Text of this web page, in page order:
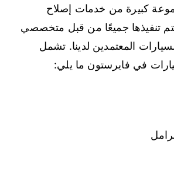
كبيرة من خدمات إصلاح
تنفيذها جميعًا من قبل متخصصي
المعتمدين لدينا. تشمل
في فايرستون ما يلي: